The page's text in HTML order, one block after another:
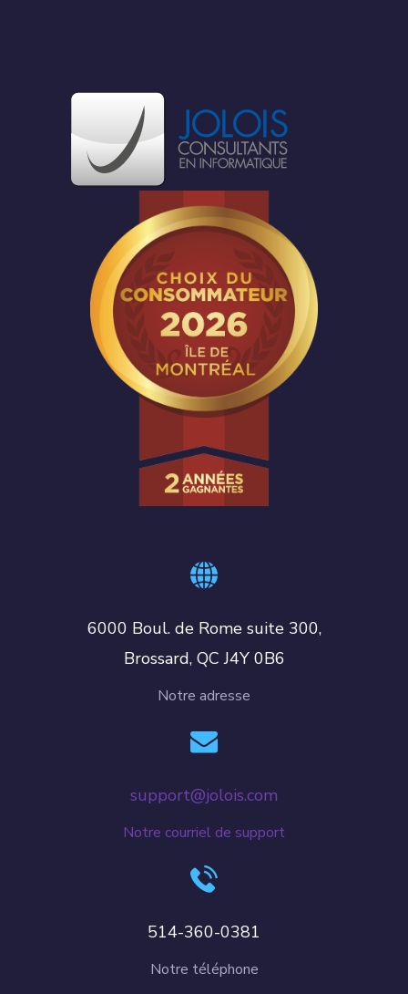
6000 Boul. de Rome suite 300,
Brossard, QC J4Y 0B6
Notre adresse
support@jolois.com
Notre courriel de support
514-360-0381
Notre téléphone